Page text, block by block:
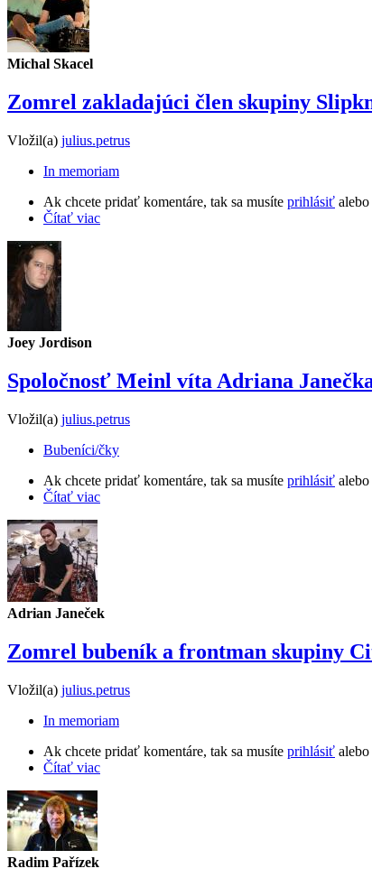
Michal Skacel
Zomrel zakladajúci člen skupiny
Vložil(a) julius.petrus
In memoriam
Ak chcete pridať komentáre, tak sa musíte prihlásiť alebo
Čítať viac
Joey Jordison
Spoločnosť Meinl víta Adriana
Vložil(a) julius.petrus
Bubeníci/čky
Ak chcete pridať komentáre, tak sa musíte prihlásiť alebo
Čítať viac
Adrian Janeček
Zomrel bubeník a frontman skupiny
Vložil(a) julius.petrus
In memoriam
Ak chcete pridať komentáre, tak sa musíte prihlásiť alebo
Čítať viac
Radim Pařízek